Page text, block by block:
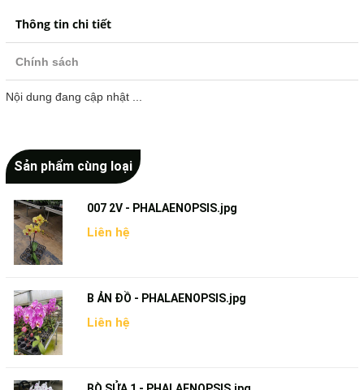
Thông tin chi tiết
Chính sách
Nội dung đang cập nhật ...
Sản phẩm cùng loại
007 2V - PHALAENOPSIS.jpg
Liên hệ
B ẢN ĐỒ - PHALAENOPSIS.jpg
Liên hệ